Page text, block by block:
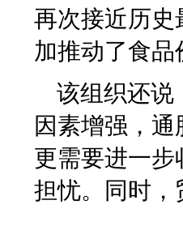
再次接近历史
加推动了食品
该组织还说
因素增强，
更需要进一
担忧。同时，